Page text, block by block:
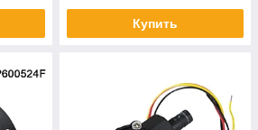
Купить